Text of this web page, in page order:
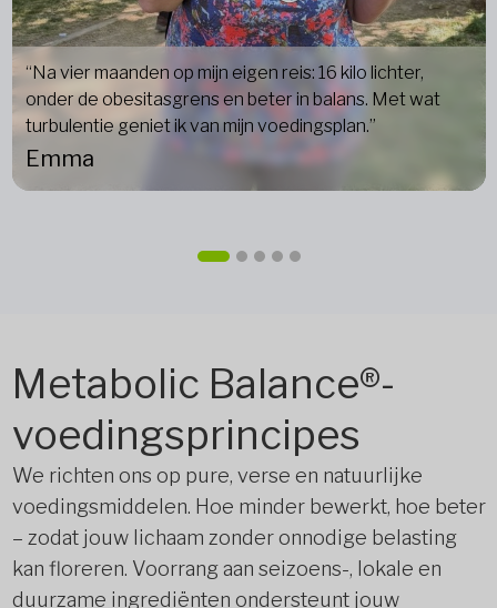
“Na vier maanden op mijn eigen reis: 16 kilo lichter,
onder de obesitasgrens en beter in balans. Met wat
turbulentie geniet ik van mijn voedingsplan.”
Emma
Metabolic Balance®-
voedingsprincipes
We richten ons op pure, verse en natuurlijke
voedingsmiddelen. Hoe minder bewerkt, hoe beter
– zodat jouw lichaam zonder onnodige belasting
kan floreren. Voorrang aan seizoens-, lokale en
duurzame ingrediënten ondersteunt jouw